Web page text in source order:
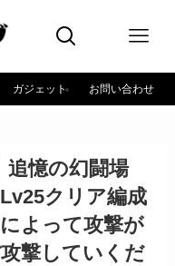
ガジェット お問い合わせ
追憶の幻闘場
クリア編成
よって攻撃が
撃していくだ